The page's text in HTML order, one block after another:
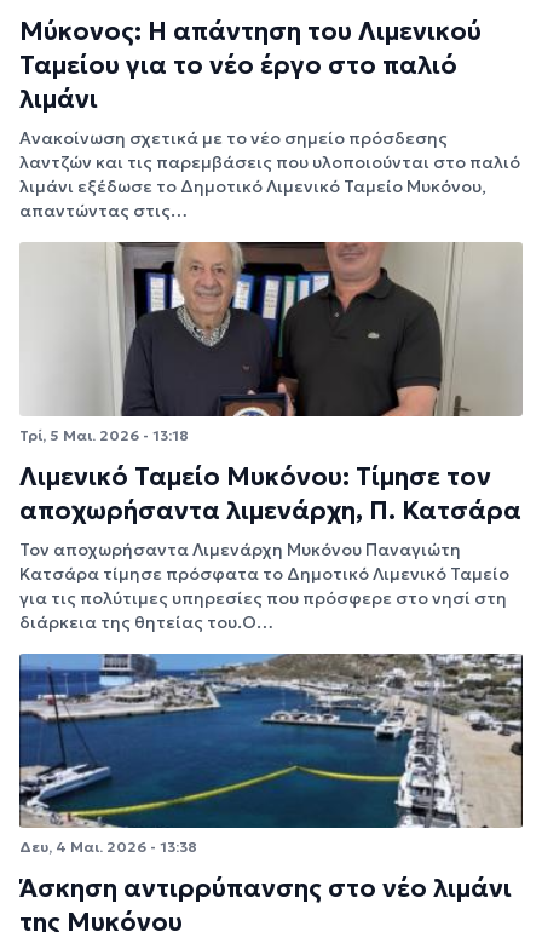
Μύκονος: Η απάντηση του Λιμενικού
Ταμείου για το νέο έργο στο παλιό
λιμάνι
Ανακοίνωση σχετικά με το νέο σημείο πρόσδεσης
λαντζών και τις παρεμβάσεις που υλοποιούνται στο παλιό
λιμάνι εξέδωσε το Δημοτικό Λιμενικό Ταμείο Μυκόνου,
απαντώντας στις…
Τρί, 5 Μαι. 2026 - 13:18
Λιμενικό Ταμείο Μυκόνου: Τίμησε τον
αποχωρήσαντα λιμενάρχη, Π. Κατσάρα
Τον αποχωρήσαντα Λιμενάρχη Μυκόνου Παναγιώτη
Κατσάρα τίμησε πρόσφατα το Δημοτικό Λιμενικό Ταμείο
για τις πολύτιμες υπηρεσίες που πρόσφερε στο νησί στη
διάρκεια της θητείας του.Ο…
Δευ, 4 Μαι. 2026 - 13:38
Άσκηση αντιρρύπανσης στο νέο λιμάνι
της Μυκόνου